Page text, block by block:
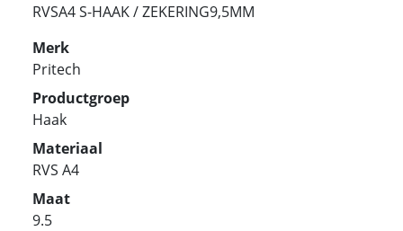
RVSA4 S-HAAK / ZEKERING9,5MM
Merk
Pritech
Productgroep
Haak
Materiaal
RVS A4
Maat
9.5